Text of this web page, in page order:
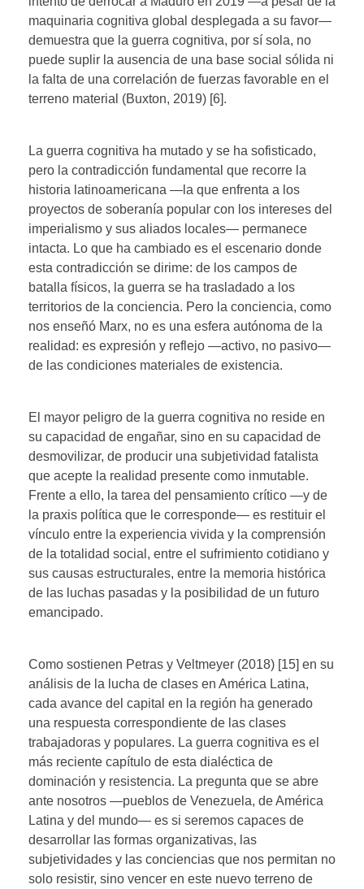
maquinaria cognitiva global desplegada a su favor—
demuestra que la guerra cognitiva, por sí sola, no
puede suplir la ausencia de una base social sólida ni
la falta de una correlación de fuerzas favorable en el
terreno material (Buxton, 2019) [6].
La guerra cognitiva ha mutado y se ha sofisticado,
pero la contradicción fundamental que recorre la
historia latinoamericana —la que enfrenta a los
proyectos de soberanía popular con los intereses del
imperialismo y sus aliados locales— permanece
intacta. Lo que ha cambiado es el escenario donde
esta contradicción se dirime: de los campos de
batalla físicos, la guerra se ha trasladado a los
territorios de la conciencia. Pero la conciencia, como
nos enseñó Marx, no es una esfera autónoma de la
realidad: es expresión y reflejo —activo, no pasivo—
de las condiciones materiales de existencia.
El mayor peligro de la guerra cognitiva no reside en
su capacidad de engañar, sino en su capacidad de
desmovilizar, de producir una subjetividad fatalista
que acepte la realidad presente como inmutable.
Frente a ello, la tarea del pensamiento crítico —y de
la praxis política que le corresponde— es restituir el
vínculo entre la experiencia vivida y la comprensión
de la totalidad social, entre el sufrimiento cotidiano y
sus causas estructurales, entre la memoria histórica
de las luchas pasadas y la posibilidad de un futuro
emancipado.
Como sostienen Petras y Veltmeyer (2018) [15] en su
análisis de la lucha de clases en América Latina,
cada avance del capital en la región ha generado
una respuesta correspondiente de las clases
trabajadoras y populares. La guerra cognitiva es el
más reciente capítulo de esta dialéctica de
dominación y resistencia. La pregunta que se abre
ante nosotros —pueblos de Venezuela, de América
Latina y del mundo— es si seremos capaces de
desarrollar las formas organizativas, las
subjetividades y las conciencias que nos permitan no
solo resistir, sino vencer en este nuevo terreno de